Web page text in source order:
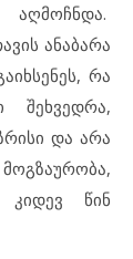
ანაბარა
რა
შეხვედრა,
და არა
წინ